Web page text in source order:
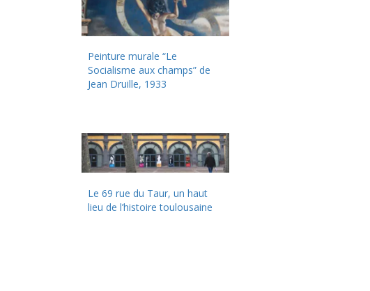
Peinture murale “Le
Socialisme aux champs” de
Jean Druille, 1933
Le 69 rue du Taur, un haut
lieu de l’histoire toulousaine